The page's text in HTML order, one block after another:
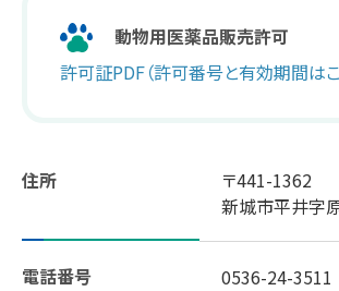
スギヤマ公式アプリ：お得！便利！アプリ
スギヤマ公式アプリ：デジタル会員証
しそ油（えごま油）
地域イベント活動
動物用医薬品販売許可
許可証PDF（許可番号と有効期間はこ
住所
〒441-1362
新城市平井字
電話番号 0536-24-3511